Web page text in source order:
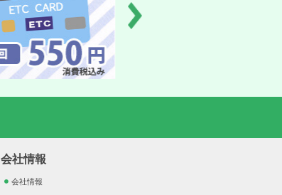
会社情報
会社情報